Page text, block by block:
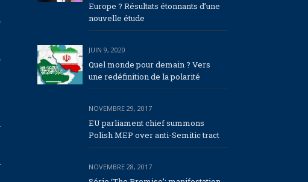
Europe ? Résultats étonnants d’une
nouvelle étude
JUIN 9, 2020
Quel monde pour demain ? Vers
une redéfinition de la polarité
NOVEMBRE 29, 2017
EU parliament chief summons
Polish MEP over anti-Semitic tract
NOVEMBRE 28, 2017